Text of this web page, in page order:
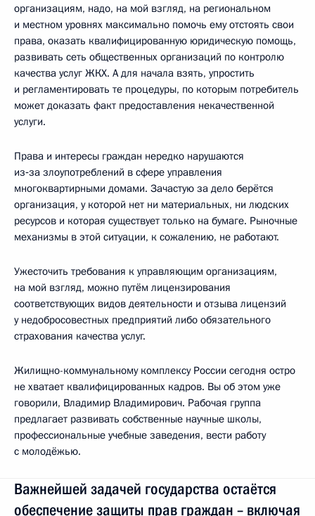
организациям, надо, на мой взгляд, на региональном
и местном уровнях максимально помочь ему отстоять свои
права, оказать квалифицированную юридическую помощь,
развивать сеть общественных организаций по контролю
качества услуг ЖКХ. А для начала взять, упростить
и регламентировать те процедуры, по которым потребитель
может доказать факт предоставления некачественной
услуги.
Права и интересы граждан нередко нарушаются
из‑за злоупотреблений в сфере управления
многоквартирными домами. Зачастую за дело берётся
организация, у которой нет ни материальных, ни людских
ресурсов и которая существует только на бумаге. Рыночные
механизмы в этой ситуации, к сожалению, не работают.
Ужесточить требования к управляющим организациям,
на мой взгляд, можно путём лицензирования
соответствующих видов деятельности и отзыва лицензий
у недобросовестных предприятий либо обязательного
страхования качества услуг.
Жилищно-коммунальному комплексу России сегодня остро
не хватает квалифицированных кадров. Вы об этом уже
говорили, Владимир Владимирович. Рабочая группа
предлагает развивать собственные научные школы,
профессиональные учебные заведения, вести работу
с молодёжью.
Важнейшей задачей государства остаётся
обеспечение защиты прав граждан – включая